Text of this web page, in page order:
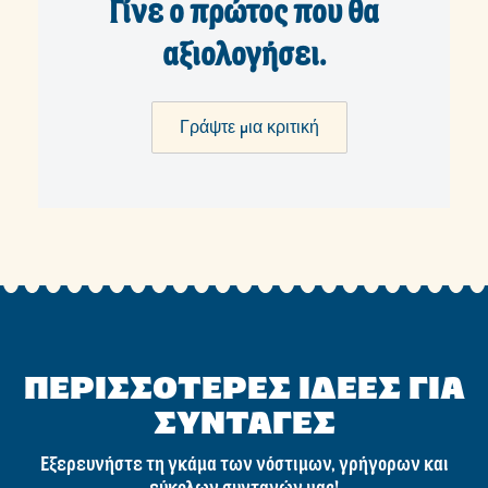
Γίνε ο πρώτος που θα
αξιολογήσει.
Γράψτε μια κριτική
ΠΕΡΙΣΣΟΤΕΡΕΣ ΙΔΕΕΣ ΓΙΑ
ΣΥΝΤΑΓΕΣ
Εξερευνήστε τη γκάμα των νόστιμων, γρήγορων και